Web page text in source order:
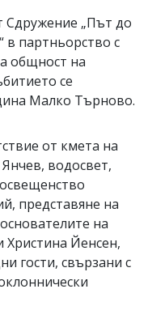
Сдружение „Път до
партньорство с
общност на
се
Малко Търново.
от кмета на
водосвет,
представяне на
на
Йенсен,
гости, свързани с